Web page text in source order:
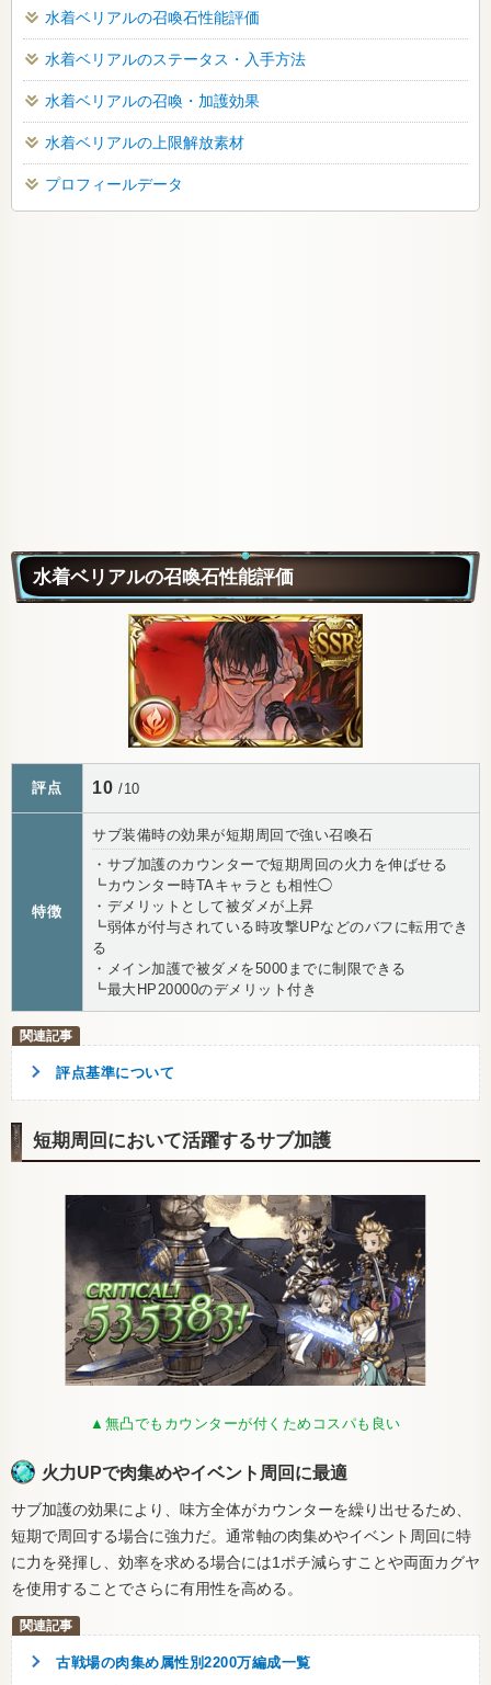
水着ベリアルの召喚石性能評価
水着ベリアルのステータス・入手方法
水着ベリアルの召喚・加護効果
水着ベリアルの上限解放素材
プロフィールデータ
水着ベリアルの召喚石性能評価
評点 10 /10
特徴
サブ装備時の効果が短期周回で強い召喚石
・サブ加護のカウンターで短期周回の火力を伸ばせる
┗カウンター時TAキャラとも相性◯
・デメリットとして被ダメが上昇
┗弱体が付与されている時攻撃UPなどのバフに転用でき
る
・メイン加護で被ダメを5000までに制限できる
┗最大HP20000のデメリット付き
評点基準について
短期周回において活躍するサブ加護
▲無凸でもカウンターが付くためコスパも良い
火力UPで肉集めやイベント周回に最適
サブ加護の効果により、味方全体がカウンターを繰り出せるため、
短期で周回する場合に強力だ。通常軸の肉集めやイベント周回に特
に力を発揮し、効率を求める場合には1ポチ減らすことや両面カグヤ
を使用することでさらに有用性を高める。
古戦場の肉集め属性別2200万編成一覧